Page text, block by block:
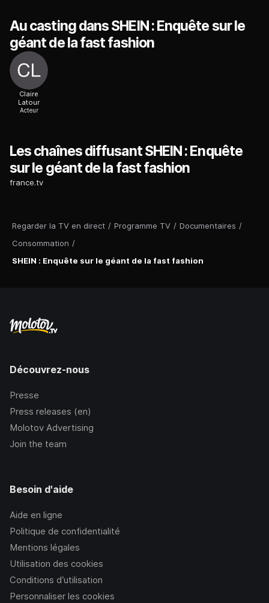
Regarder la TV en direct / Programme TV / Documentaires /
Consommation /
SHEIN : Enquête sur le géant de la fast fashion
Au casting dans SHEIN : Enquête sur le
géant de la fast fashion
Claire
Latour
Acteur
Les chaînes diffusant SHEIN : Enquête
sur le géant de la fast fashion
france.tv
Découvrez-nous
Presse
Press releases (en)
Molotov Advertising
Join the team
Besoin d'aide
Aide en ligne
Politique de confidentialité
Mentions légales
Utilisation des cookies
Conditions d’utilisation
Personnaliser les cookies